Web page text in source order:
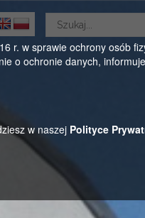
r. w sprawie ochrony osób
o ochronie danych,
w naszej Polityce
Oficjalny serwis
ul. Kościuszki 28, 08-441
Wyszukaj
serwisie